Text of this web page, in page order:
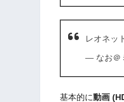
レオネッ
— なお＠
基本的に動画